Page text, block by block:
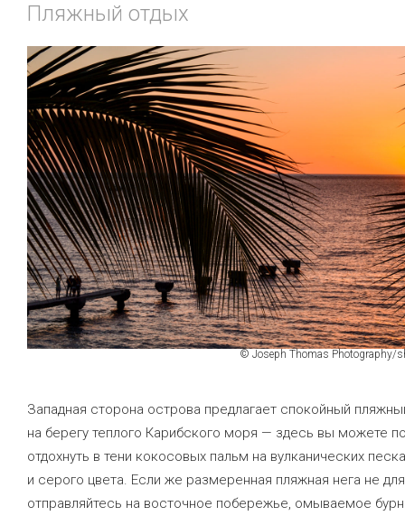
Пляжный отдых
© Joseph Thomas Photography/
Западная сторона острова предлагает спокойный
на берегу теплого Карибского моря — здесь вы можете
отдохнуть в тени кокосовых пальм на вулканических
и серого цвета. Если же размеренная пляжная нега не
отправляйтесь на восточное побережье, омываемое